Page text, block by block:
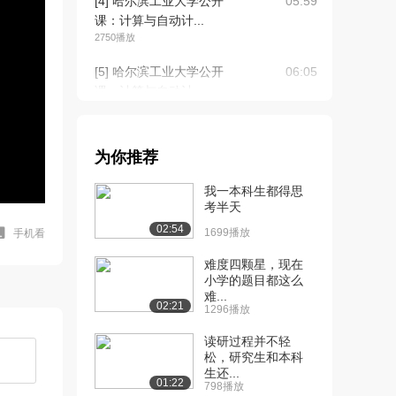
手机看
课：计算与自动计...
2750播放
[5] 哈尔滨工业大学公开
06:05
课：电子自动计算...
[7] 哈尔滨工业大学公开
课：电子自动计算...
[8] 哈尔滨工业大学公开
课：电子自动计算...
09:25
[9] 哈尔滨工业大学公开
课：计算系统之发...
993播放
07:07
为你推荐
02:54
我一本科生都得思
考半天
1699播放
02:21
难度四颗星，现在
小学的题目都这么
难...
1296播放
01:22
读研过程并不轻
松，研究生和本科
生还...
798播放